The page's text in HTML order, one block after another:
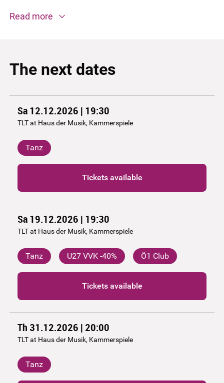
Read more
The next dates
Sa 12.12.2026 | 19:30
TLT at Haus der Musik, Kammerspiele
Tanz
Tickets available
Sa 19.12.2026 | 19:30
TLT at Haus der Musik, Kammerspiele
Tanz U27 VVK -40% Ö1 Club
Tickets available
Th 31.12.2026 | 20:00
TLT at Haus der Musik, Kammerspiele
Tanz